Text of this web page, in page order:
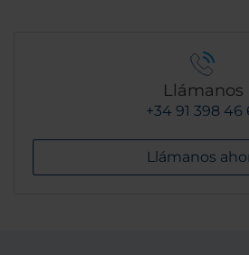
Llámanos
+34 91 398 46
Llámanos